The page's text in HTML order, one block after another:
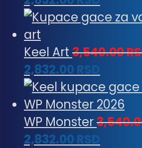
Keel Art 3,540.00
2,832.00 RSD
WP Monster
2,832.00 RSD